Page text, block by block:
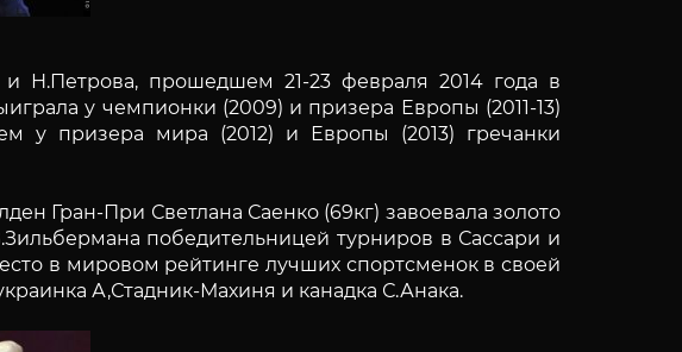
Н.Петрова, прошедшем 21-23 февраля 2014 года в
у чемпионки (2009) и призера Европы (2011-13)
у призера мира (2012) и Европы (2013) гречанки
Гран-При Светлана Саенко (69кг) завоевала золото
победительницей турниров в Сассари и
в мировом рейтинге лучших спортсменок в своей
А,Стадник-Махиня и канадка С.Анака.